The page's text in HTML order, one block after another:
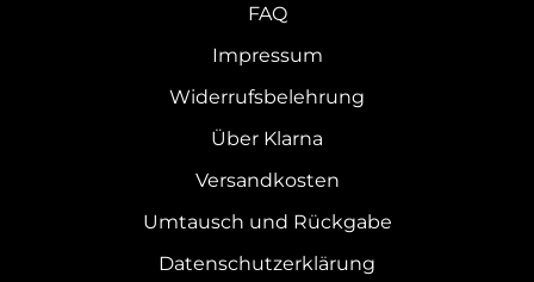
FAQ
Impressum
Widerrufsbelehrung
Über Klarna
Versandkosten
Umtausch und Rückgabe
Datenschutzerklärung